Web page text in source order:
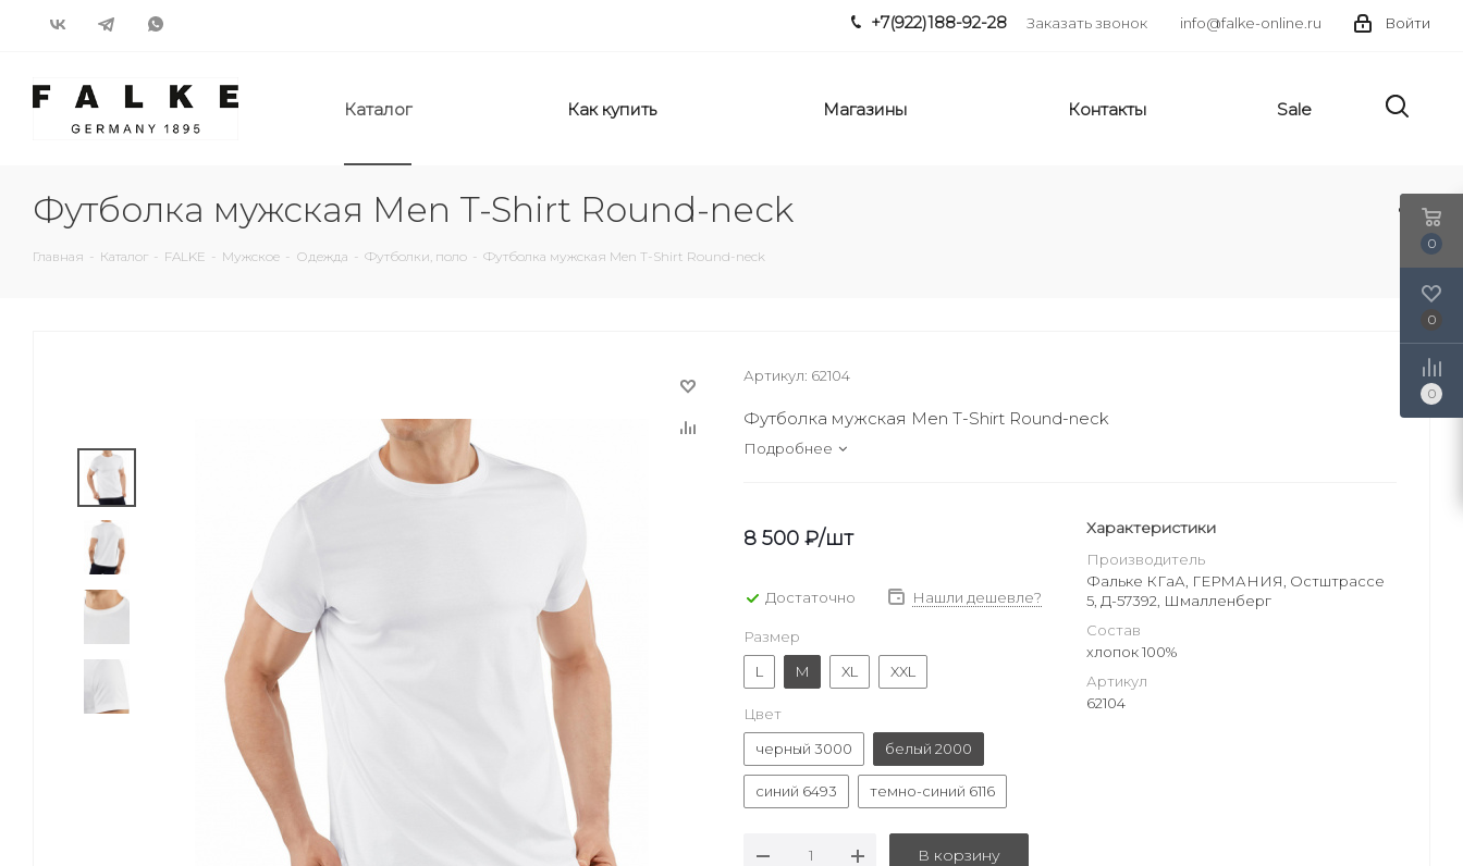
Войти
info@falke-online.ru
+7(922)188-92-28 Заказать звонок
Каталог Как купить Магазины Контакты Sale
Футболка мужская Men T-Shirt Round-neck
Главная - Каталог - FALKE - Мужское - Одежда - Футболки, поло - Футболка мужская Men T-Shirt Round-neck
Артикул: 62104
Футболка мужская Men T-Shirt Round-neck
Подробнее
8 500 ₽/шт
Достаточно Нашли дешевле?
Размер
L
M XL XXL
Цвет
черный 3000
белый 2000
синий 6493 темно-синий 6116
В корзину
Характеристики
Производитель
Фальке КГаА, ГЕРМАНИЯ, Остштрассе
5, Д-57392, Шмалленберг
Состав
хлопок 100%
Артикул
62104
0
0
0